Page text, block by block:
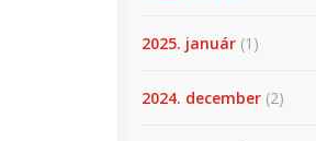
2025. január (1)
2024. december (2)